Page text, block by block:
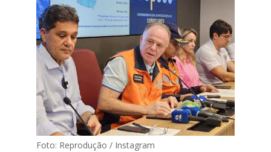
Foto: Reprodução / Instagram